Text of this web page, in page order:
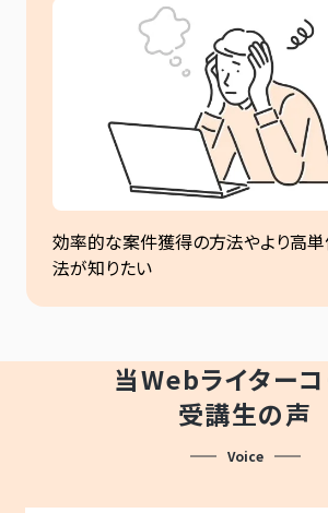
効率的な案件獲得の方法やより高
法が知りたい
当Webライター
受講生の声
Voice